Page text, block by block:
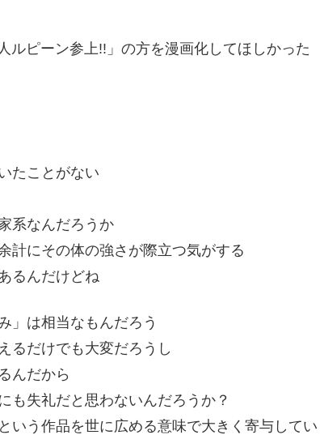
ルピーン参上!!」の方を漫画化してほしかった
たことがない
系なんだろうか
計にその体の強さが際立つ気がする
るんだけどね
」は相当なもんだろう
るだけでも大変だろうし
んだから
も失礼だと思わないんだろうか？
いう作品を世に広める意味で大きく寄与してい